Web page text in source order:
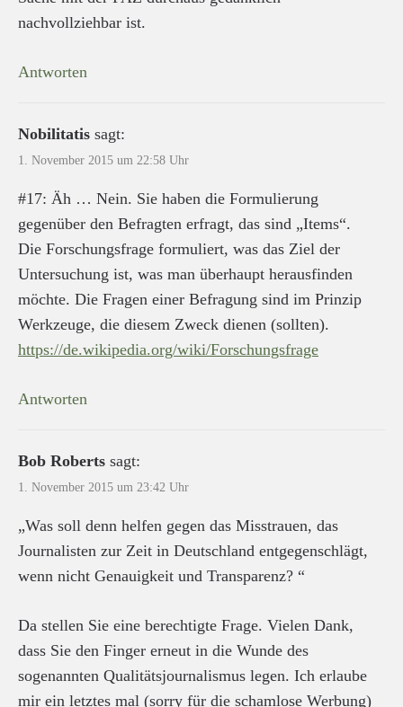
nachvollziehbar ist.
Antworten
Nobilitatis sagt:
1. November 2015 um 22:58 Uhr
#17: Äh … Nein. Sie haben die Formulierung
gegenüber den Befragten erfragt, das sind „Items“.
Die Forschungsfrage formuliert, was das Ziel der
Untersuchung ist, was man überhaupt herausfinden
möchte. Die Fragen einer Befragung sind im Prinzip
Werkzeuge, die diesem Zweck dienen (sollten).
https://de.wikipedia.org/wiki/Forschungsfrage
Antworten
Bob Roberts sagt:
1. November 2015 um 23:42 Uhr
„Was soll denn helfen gegen das Misstrauen, das
Journalisten zur Zeit in Deutschland entgegenschlägt,
wenn nicht Genauigkeit und Transparenz? “
Da stellen Sie eine berechtigte Frage. Vielen Dank,
dass Sie den Finger erneut in die Wunde des
sogenannten Qualitätsjournalismus legen. Ich erlaube
mir ein letztes mal (sorry für die schamlose Werbung)